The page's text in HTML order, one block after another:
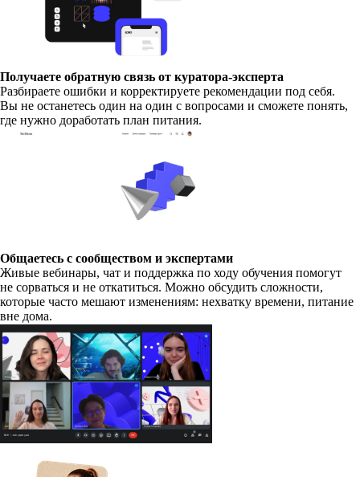
Получаете обратную связь от куратора-эксперта
Разбираете ошибки и корректируете рекомендации под себя.
Вы не останетесь один на один с вопросами и сможете понять,
где нужно доработать план питания.
Общаетесь с сообществом и экспертами
Живые вебинары, чат и поддержка по ходу обучения помогут
не сорваться и не откатиться. Можно обсудить сложности,
которые часто мешают изменениям: нехватку времени, питание
вне дома.